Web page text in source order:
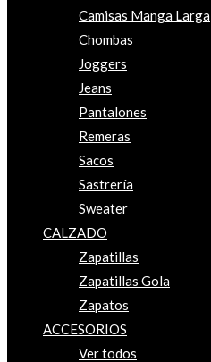
Camisas Manga Larga
Chombas
Joggers
Jeans
Pantalones
Remeras
Sacos
Sastrería
Sweater
CALZADO
Zapatillas
Zapatillas Gola
Zapatos
ACCESORIOS
Ver todos